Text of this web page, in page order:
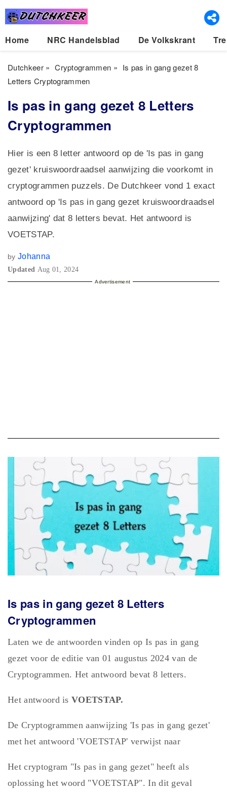
Home NRC Handelsblad De Volkskrant
Dutchkeer» Cryptogrammen » Is pas in gang gezet 8
Letters Cryptogrammen
Is pas in gang gezet 8 Letters
Cryptogrammen
Hier is een 8 letter antwoord op de 'Is pas in gang
gezet' kruiswoordraadsel aanwijzing die voorkomt in
cryptogrammen puzzels. De Dutchkeer vond 1 exact
antwoord op 'Is pas in gang gezet kruiswoordraadsel
aanwijzing' dat 8 letters bevat. Het antwoord is
VOETSTAP.
by Johanna
Updated Aug 01, 2024
Advertisement
Is pas in gang gezet 8 Letters
Cryptogrammen
Laten we de antwoorden vinden op Is pas in gang
gezet voor de editie van 01 augustus 2024 van de
Cryptogrammen. Het antwoord bevat 8 letters.
Het antwoord isVOETSTAP.
De Cryptogrammen aanwijzing 'Is pas in gang gezet'
met het antwoord 'VOETSTAP' verwijst naar
Het cryptogram "Is pas in gang gezet" heeft als
oplossing het woord "VOETSTAP". In dit geval